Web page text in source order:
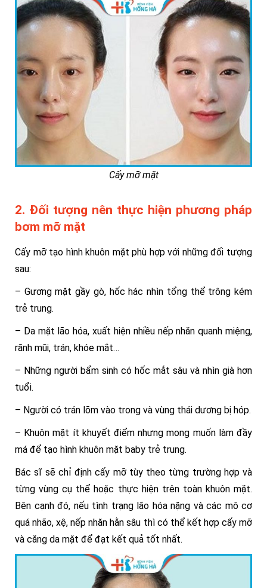
Cấy mỡ mặt
2. Đối tượng nên thực hiện phương pháp
bơm mỡ mặt
Cấy mỡ tạo hình khuôn mặt phù hợp với những đối tượng
sau:
– Gương mặt gầy gò, hốc hác nhìn tổng thể trông kém
trẻ trung.
– Da mặt lão hóa, xuất hiện nhiều nếp nhăn quanh miệng,
rãnh mũi, trán, khóe mắt…
– Những người bẩm sinh có hốc mắt sâu và nhìn già hơn
tuổi.
– Người có trán lõm vào trong và vùng thái dương bị hóp.
– Khuôn mặt ít khuyết điểm nhưng mong muốn làm đầy
má để tạo hình khuôn mặt baby trẻ trung.
Bác sĩ sẽ chỉ định cấy mỡ tùy theo từng trường hợp và
từng vùng cụ thể hoặc thực hiện trên toàn khuôn mặt.
Bên cạnh đó, nếu tình trạng lão hóa nặng và các mô cơ
quá nhão, xệ, nếp nhăn hằn sâu thì có thể kết hợp cấy mỡ
và căng da mặt để đạt kết quả tốt nhất.